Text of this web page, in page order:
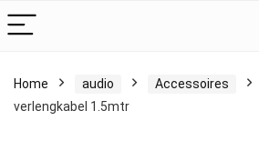
Home audio Accessoires
verlengkabel 1.5mtr